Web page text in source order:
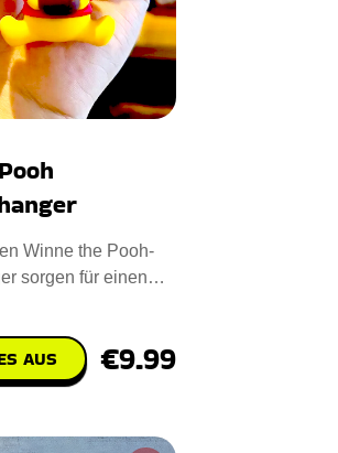
Winne the Pooh-
sorgen für einen
AUS €9.99